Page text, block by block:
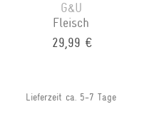
G&U
Fleisch
29,99 €
Lieferzeit ca. 5-7 Tage